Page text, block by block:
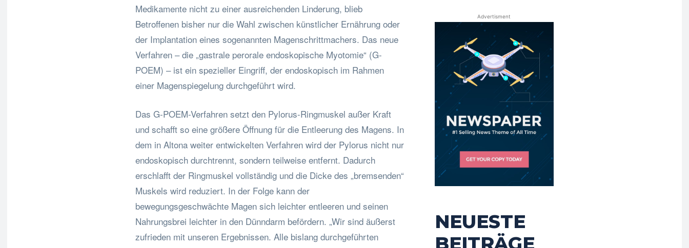
Medikamente nicht zu einer ausreichenden Linderung, blieb
Betroffenen bisher nur die Wahl zwischen künstlicher Ernährung oder
der Implantation eines sogenannten Magenschrittmachers. Das neue
Verfahren – die „gastrale perorale endoskopische Myotomie“ (G-
POEM) – ist ein spezieller Eingriff, der endoskopisch im Rahmen
einer Magenspiegelung durchgeführt wird.
Das G-POEM-Verfahren setzt den Pylorus-Ringmuskel außer Kraft
und schafft so eine größere Öffnung für die Entleerung des Magens. In
dem in Altona weiter entwickelten Verfahren wird der Pylorus nicht nur
endoskopisch durchtrennt, sondern teilweise entfernt. Dadurch
erschlafft der Ringmuskel vollständig und die Dicke des „bremsenden“
Muskels wird reduziert. In der Folge kann der
bewegungsgeschwächte Magen sich leichter entleeren und seinen
Nahrungsbrei leichter in den Dünndarm befördern. „Wir sind äußerst
zufrieden mit unseren Ergebnissen. Alle bislang durchgeführten
Advertisment
NEUESTE
BEITRÄGE